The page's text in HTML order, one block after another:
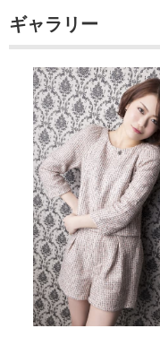
ギャラリー